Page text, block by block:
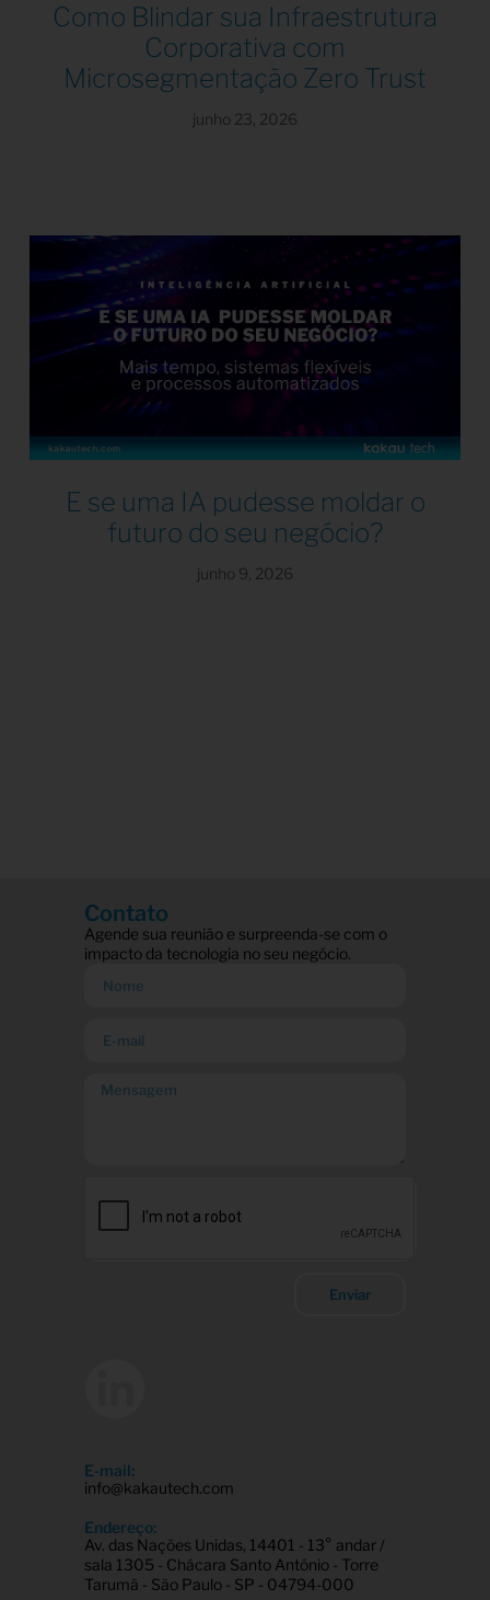
Como Blindar sua Infraestrutura
Corporativa com
Microsegmentação Zero Trust
junho 23, 2026
E se uma IA pudesse moldar o
futuro do seu negócio?
junho 9, 2026
Contato
Agende sua reunião e surpreenda-se com o
impacto da tecnologia no seu negócio.
Enviar
E-mail:
info@kakautech.com
Endereço:
Av. das Nações Unidas, 14401 - 13° andar /
sala 1305 - Chácara Santo Antônio - Torre
Tarumã - São Paulo - SP - 04794-000